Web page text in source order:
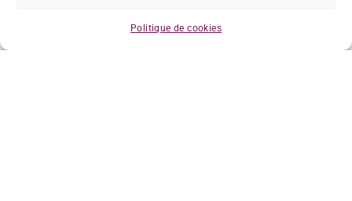
Politique de cookies